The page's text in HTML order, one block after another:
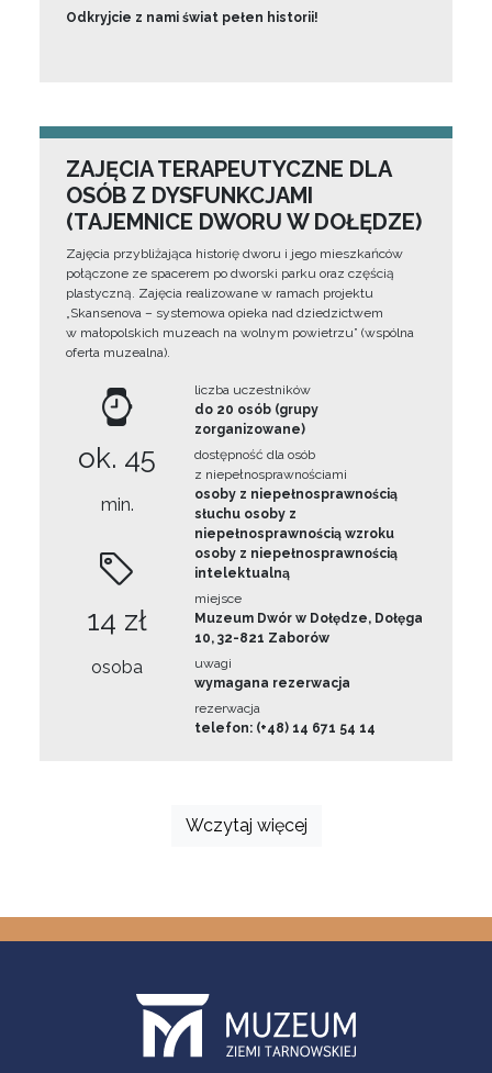
Odkryjcie z nami świat pełen historii!
ZAJĘCIA TERAPEUTYCZNE DLA
OSÓB Z DYSFUNKCJAMI
(TAJEMNICE DWORU W DOŁĘDZE)
Zajęcia przybliżająca historię dworu i jego mieszkańców
połączone ze spacerem po dworski parku oraz częścią
plastyczną. Zajęcia realizowane w ramach projektu
„Skansenova – systemowa opieka nad dziedzictwem
w małopolskich muzeach na wolnym powietrzu” (wspólna
oferta muzealna).
ok. 45
min.
14 zł
osoba
liczba uczestników
do 20 osób (grupy
zorganizowane)
dostępność dla osób
z niepełnosprawnościami
osoby z niepełnosprawnością
słuchu osoby z
niepełnosprawnością wzroku
osoby z niepełnosprawnością
intelektualną
miejsce
Muzeum Dwór w Dołędze, Dołęga
10, 32-821 Zaborów
uwagi
wymagana rezerwacja
rezerwacja
telefon: (+48) 14 671 54 14
Wczytaj więcej